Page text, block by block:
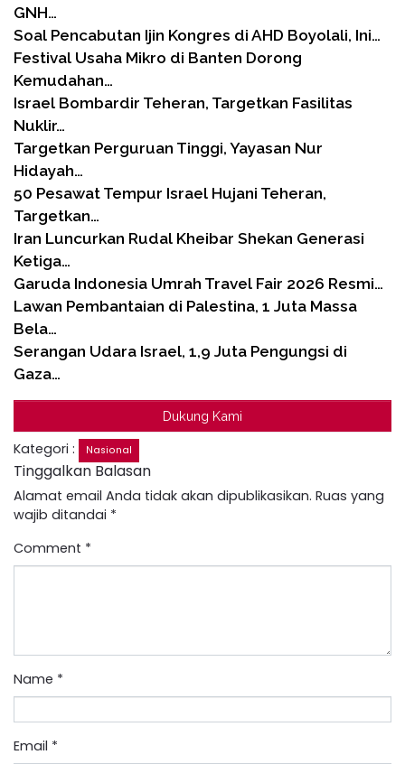
GNH…
Soal Pencabutan Ijin Kongres di AHD Boyolali, Ini…
Festival Usaha Mikro di Banten Dorong
Kemudahan…
Israel Bombardir Teheran, Targetkan Fasilitas
Nuklir…
Targetkan Perguruan Tinggi, Yayasan Nur
Hidayah…
50 Pesawat Tempur Israel Hujani Teheran,
Targetkan…
Iran Luncurkan Rudal Kheibar Shekan Generasi
Ketiga…
Garuda Indonesia Umrah Travel Fair 2026 Resmi…
Lawan Pembantaian di Palestina, 1 Juta Massa
Bela…
Serangan Udara Israel, 1,9 Juta Pengungsi di
Gaza…
Dukung Kami
Kategori : Nasional
Tinggalkan Balasan
Alamat email Anda tidak akan dipublikasikan. Ruas yang
wajib ditandai *
Comment *
Name *
Email *